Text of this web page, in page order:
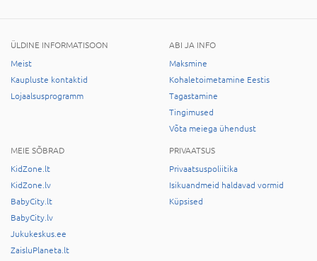
ÜLDINE INFORMATISOON
Meist
Kaupluste kontaktid
Lojaalsusprogramm
ABI JA INFO
Maksmine
Kohaletoimetamine Eestis
Tagastamine
Tingimused
Võta meiega ühendust
MEIE SÕBRAD
KidZone.lt
KidZone.lv
BabyCity.lt
BabyCity.lv
Jukukeskus.ee
ZaisluPlaneta.lt
PRIVAATSUS
Privaatsuspoliitika
Isikuandmeid haldavad vormid
Küpsised